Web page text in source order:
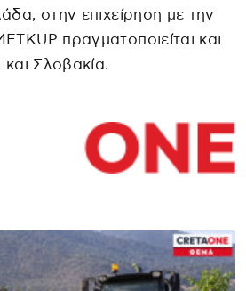
στην επιχείρηση με την
πραγματοποιείται και
και Σλοβακία.